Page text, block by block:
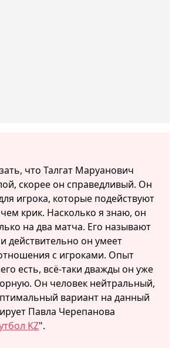
что Талгат Маруанович
скорее он справедливый. Он
игрока, которые подействуют
крик. Насколько я знаю, он
на два матча. Его называют
действительно он умеет
с игроками. Опыт
есть, всё-таки дважды он уже
Он человек нейтральный,
вариант на данный
Павла Черепанова
KZ".